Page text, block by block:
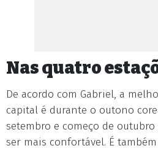
Nas quatro
De acordo com Gabriel, a
capital é durante o outono
setembro e começo de
ser mais confortável. É